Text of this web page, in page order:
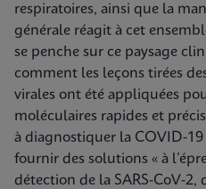
respiratoires, ainsi que la
générale réagit à cet
se penche sur ce paysage
comment les leçons tirées
virales ont été appliquées
moléculaires rapides et
à diagnostiquer la COVID-
fournir des solutions « à
détection de la SARS-CoV-2,